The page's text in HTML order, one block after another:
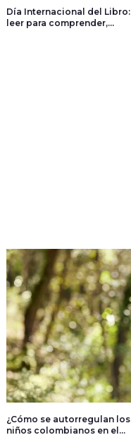
Día Internacional del Libro:
leer para comprender,
¿Cómo se autorregulan los
niños colombianos en el